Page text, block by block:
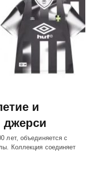
и
джерси
лет, объединяется с
Коллекция соединяет